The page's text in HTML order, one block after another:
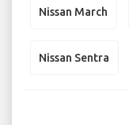
Nissan March
Nissan Sentra